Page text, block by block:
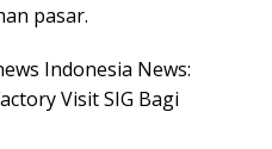
pasar.
Indonesia News:
Visit SIG Bagi